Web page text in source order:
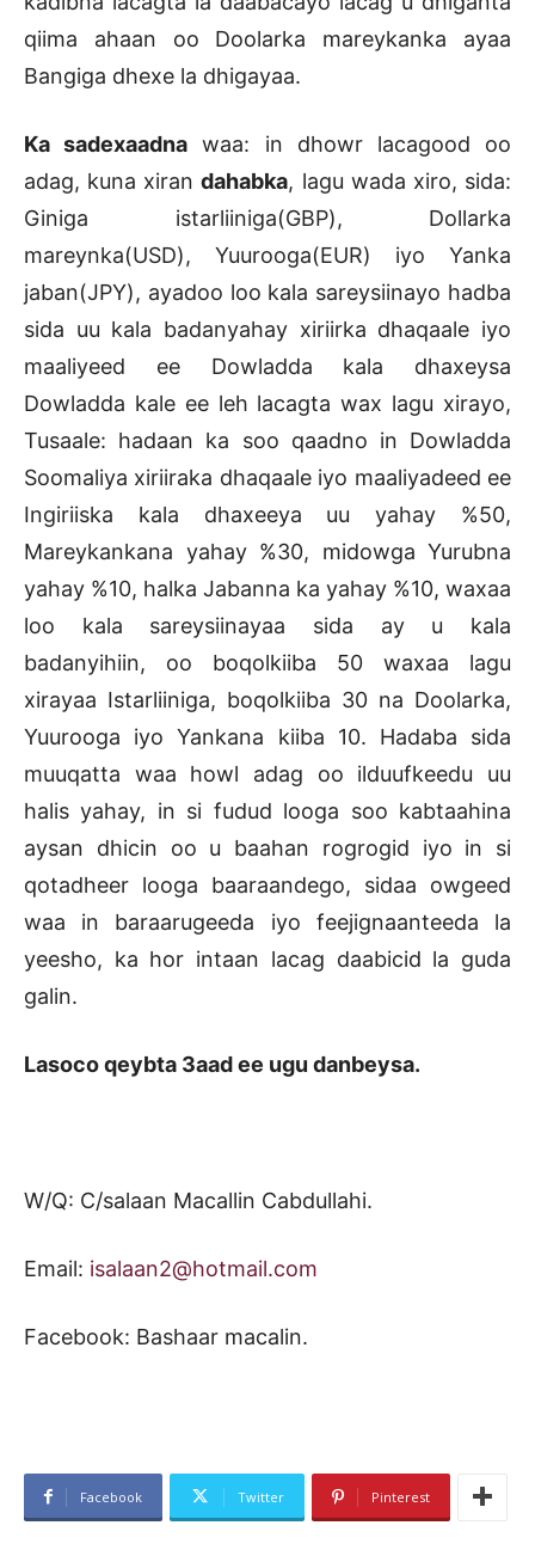
qiima ahaan oo Doolarka mareykanka ayaa
Bangiga dhexe la dhigayaa.
Ka sadexaadna waa: in dhowr lacagood oo
adag, kuna xirandahabka, lagu wada xiro, sida:
Giniga istarliiniga(GBP), Dollarka
mareynka(USD), Yuurooga(EUR) iyo Yanka
jaban(JPY), ayadoo loo kala sareysiinayo hadba
sida uu kala badanyahay xiriirka dhaqaale iyo
maaliyeed ee Dowladda kala dhaxeysa
Dowladda kale ee leh lacagta wax lagu xirayo,
Tusaale: hadaan ka soo qaadno in Dowladda
Soomaliya xiriiraka dhaqaale iyo maaliyadeed ee
Ingiriiska kala dhaxeeya uu yahay %50,
Mareykankana yahay %30, midowga Yurubna
yahay %10, halka Jabanna ka yahay %10, waxaa
loo kala sareysiinayaa sida ay u kala
badanyihiin, oo boqolkiiba 50 waxaa lagu
xirayaa Istarliiniga, boqolkiiba 30 na Doolarka,
Yuurooga iyo Yankana kiiba 10. Hadaba sida
muuqatta waa howl adag oo ilduufkeedu uu
halis yahay, in si fudud looga soo kabtaahina
aysan dhicin oo u baahan rogrogid iyo in si
qotadheer looga baaraandego, sidaa owgeed
waa in baraarugeeda iyo feejignaanteeda la
yeesho, ka hor intaan lacag daabicid la guda
galin.
Lasoco qeybta 3aad ee ugu danbeysa.
W/Q: C/salaan Macallin Cabdullahi.
Email: isalaan2@hotmail.com
Facebook: Bashaar macalin.
Facebook Twitter Pinterest